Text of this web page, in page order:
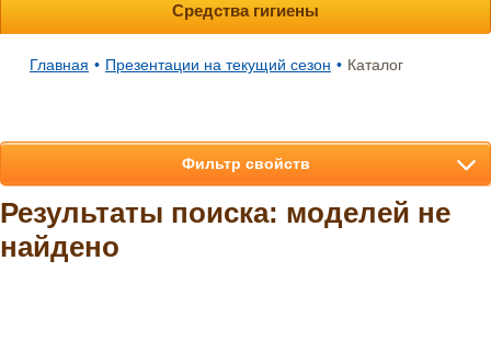
Средства гигиены
Главная • Презентации на текущий сезон • Каталог
Результаты поиска: моделей не
найдено
Фильтр свойств